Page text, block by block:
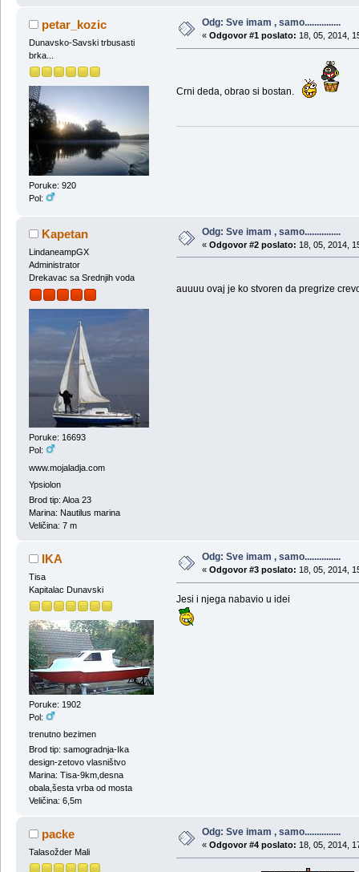
petar_kozic
Dunavsko-Savski trbusasti
brka...
Poruke: 920
Pol:
Odg: Sve imam , samo...............
« Odgovor #1 poslato: 18, 05, 2014,
Crni deda, obrao si bostan.
Kapetan
LindaneampGX
Administrator
Drekavac sa Srednjih voda
Poruke: 16693
Pol:
www.mojaladja.com
Ypsiolon
Brod tip: Aloa 23
Marina: Nautilus marina
Veličina: 7 m
Odg: Sve imam , samo...............
« Odgovor #2 poslato: 18, 05, 2014,
auuuu ovaj je ko stvoren da pregrize
IKA
Tisa
Kapitalac Dunavski
Poruke: 1902
Pol:
trenutno bezimen
Brod tip: samogradnja-Ika
design-zetovo vlasništvo
Marina: Tisa-9km,desna
obala,šesta vrba od mosta
Veličina: 6,5m
Odg: Sve imam , samo...............
« Odgovor #3 poslato: 18, 05, 2014,
Jesi i njega nabavio u idei
packe
Talasožder Mali
Odg: Sve imam , samo...............
« Odgovor #4 poslato: 18, 05, 2014,